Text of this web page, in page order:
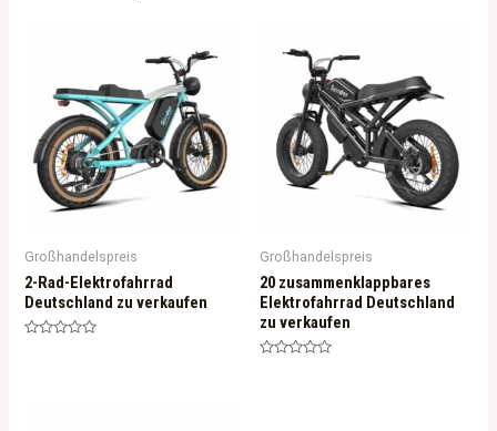
Großhandelspreis
2-Rad-Elektrofahrrad
Deutschland zu verkaufen
Großhandelspreis
20 zusammenklappbares
Elektrofahrrad Deutschland
zu verkaufen